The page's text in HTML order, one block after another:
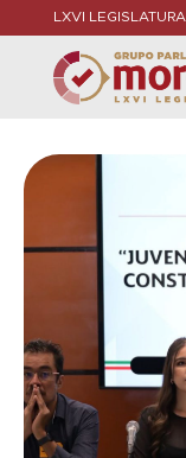
LXVI LEGISLATURA